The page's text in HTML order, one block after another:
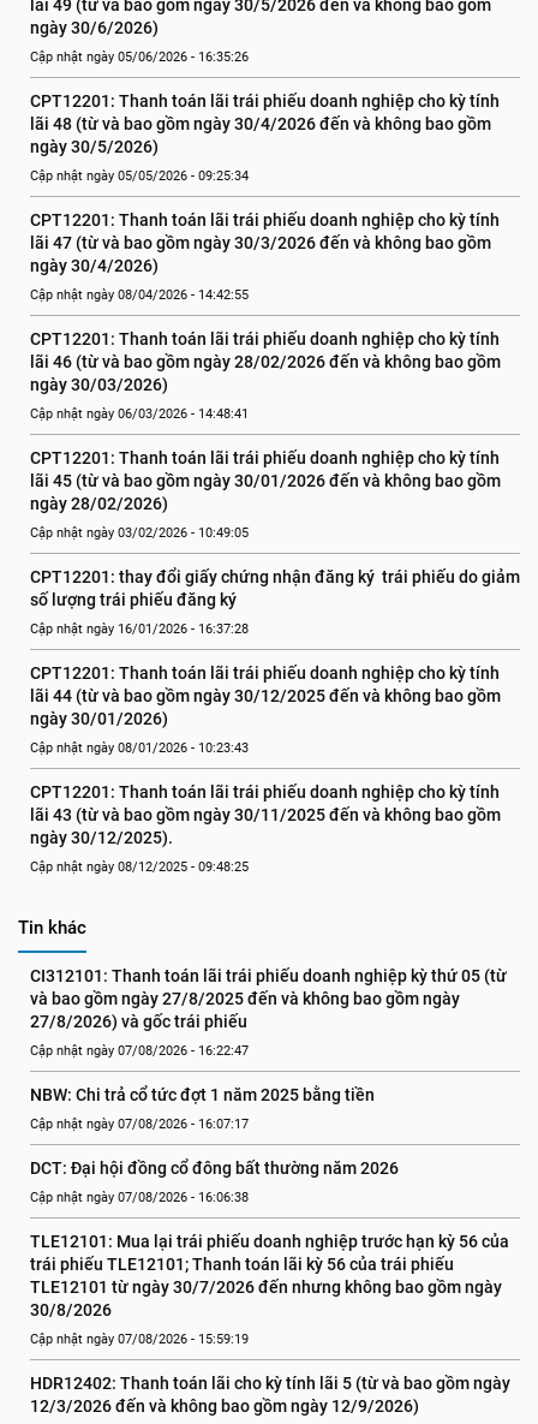
lãi 49 (từ và bao gồm ngày 30/5/2026 đến và không bao gồm
ngày 30/6/2026)
Cập nhật ngày 05/06/2026 - 16:35:26
CPT12201: Thanh toán lãi trái phiếu doanh nghiệp cho kỳ tính
lãi 48 (từ và bao gồm ngày 30/4/2026 đến và không bao gồm
ngày 30/5/2026)
Cập nhật ngày 05/05/2026 - 09:25:34
CPT12201: Thanh toán lãi trái phiếu doanh nghiệp cho kỳ tính
lãi 47 (từ và bao gồm ngày 30/3/2026 đến và không bao gồm
ngày 30/4/2026)
Cập nhật ngày 08/04/2026 - 14:42:55
CPT12201: Thanh toán lãi trái phiếu doanh nghiệp cho kỳ tính
lãi 46 (từ và bao gồm ngày 28/02/2026 đến và không bao gồm
ngày 30/03/2026)
Cập nhật ngày 06/03/2026 - 14:48:41
CPT12201: Thanh toán lãi trái phiếu doanh nghiệp cho kỳ tính
lãi 45 (từ và bao gồm ngày 30/01/2026 đến và không bao gồm
ngày 28/02/2026)
Cập nhật ngày 03/02/2026 - 10:49:05
CPT12201: thay đổi giấy chứng nhận đăng ký  trái phiếu do giảm
số lượng trái phiếu đăng ký
Cập nhật ngày 16/01/2026 - 16:37:28
CPT12201: Thanh toán lãi trái phiếu doanh nghiệp cho kỳ tính
lãi 44 (từ và bao gồm ngày 30/12/2025 đến và không bao gồm
ngày 30/01/2026)
Cập nhật ngày 08/01/2026 - 10:23:43
CPT12201: Thanh toán lãi trái phiếu doanh nghiệp cho kỳ tính
lãi 43 (từ và bao gồm ngày 30/11/2025 đến và không bao gồm
ngày 30/12/2025).
Cập nhật ngày 08/12/2025 - 09:48:25
Tin khác
CI312101: Thanh toán lãi trái phiếu doanh nghiệp kỳ thứ 05 (từ
và bao gồm ngày 27/8/2025 đến và không bao gồm ngày
27/8/2026) và gốc trái phiếu
Cập nhật ngày 07/08/2026 - 16:22:47
NBW: Chi trả cổ tức đợt 1 năm 2025 bằng tiền
Cập nhật ngày 07/08/2026 - 16:07:17
DCT: Đại hội đồng cổ đông bất thường năm 2026
Cập nhật ngày 07/08/2026 - 16:06:38
TLE12101: Mua lại trái phiếu doanh nghiệp trước hạn kỳ 56 của
trái phiếu TLE12101; Thanh toán lãi kỳ 56 của trái phiếu
TLE12101 từ ngày 30/7/2026 đến nhưng không bao gồm ngày
30/8/2026
Cập nhật ngày 07/08/2026 - 15:59:19
HDR12402: Thanh toán lãi cho kỳ tính lãi 5 (từ và bao gồm ngày
12/3/2026 đến và không bao gồm ngày 12/9/2026)